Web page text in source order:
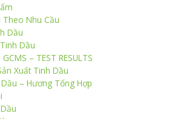
Theo Nhu Cầu
Dầu
Dầu
– TEST RESULTS
Xuất Tinh Dầu
– Hương Tổng Hợp